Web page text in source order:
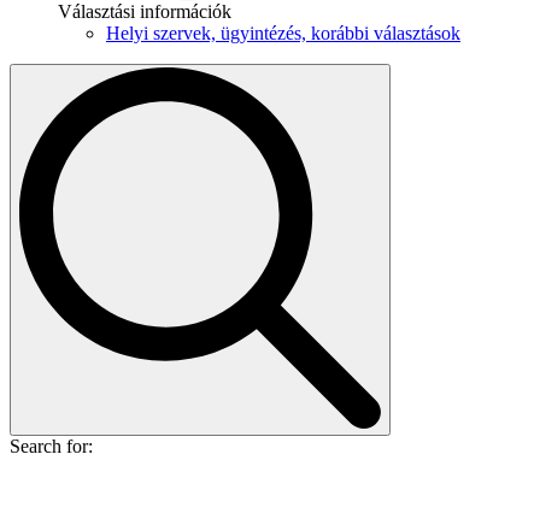
Választási információk
Helyi szervek, ügyintézés, korábbi választások
Search for: